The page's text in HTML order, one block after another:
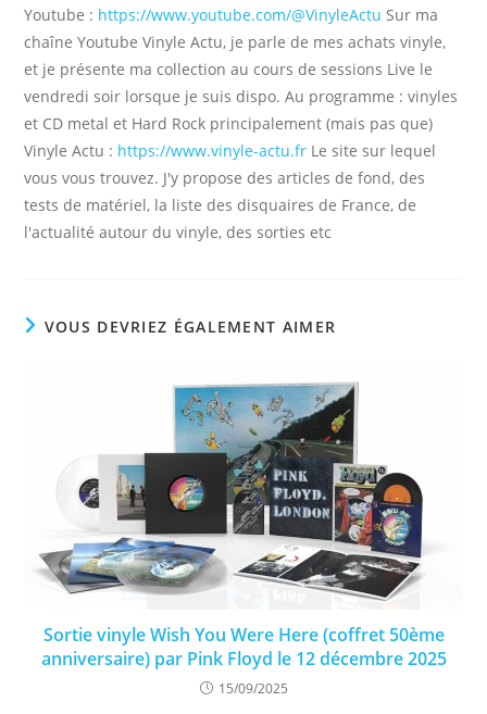
Youtube : https://www.youtube.com/@VinyleActu Sur ma
chaîne Youtube Vinyle Actu, je parle de mes achats vinyle,
et je présente ma collection au cours de sessions Live le
vendredi soir lorsque je suis dispo. Au programme : vinyles
et CD metal et Hard Rock principalement (mais pas que)
Vinyle Actu : https://www.vinyle-actu.fr Le site sur lequel
vous vous trouvez. J'y propose des articles de fond, des
tests de matériel, la liste des disquaires de France, de
l'actualité autour du vinyle, des sorties etc
VOUS DEVRIEZ ÉGALEMENT AIMER
Sortie vinyle Wish You Were Here (coffret 50ème
anniversaire) par Pink Floyd le 12 décembre 2025
15/09/2025